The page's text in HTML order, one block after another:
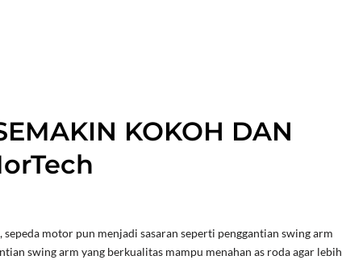
KOKOH DAN
sepeda motor pun menjadi sasaran seperti penggantian swing arm
swing arm yang berkualitas mampu menahan as roda agar lebih